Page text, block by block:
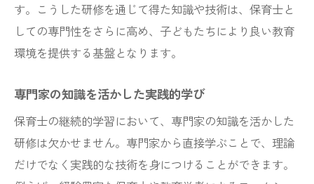
す。こうした研修を通じて得た知識や技術は、保育士と
しての専門性をさらに高め、子どもたちにより良い教育
環境を提供する基盤となります。
専門家の知識を活かした実践的学び
保育士の継続的学習において、専門家の知識を活かした
研修は欠かせません。専門家から直接学ぶことで、理論
だけでなく実践的な技術を身につけることができます。